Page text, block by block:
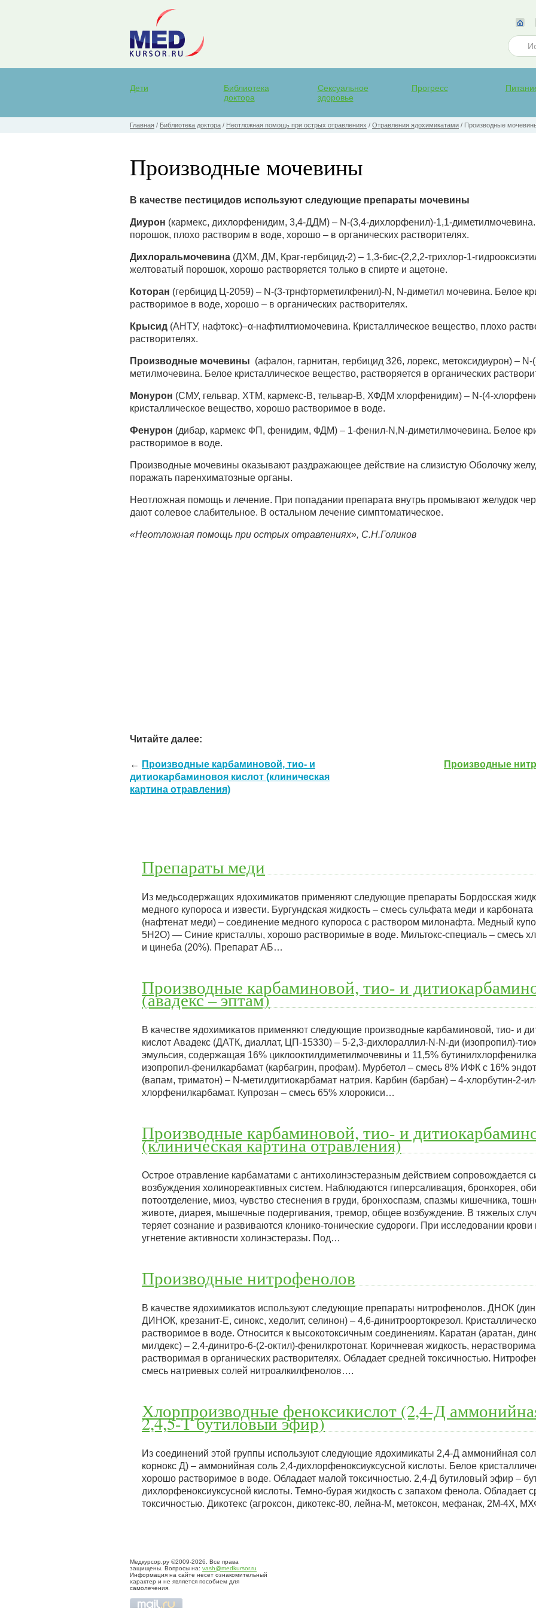
Дети
Библиотека
доктора
Сексуальное
здоровье
Прогресс
Главная / Библиотека доктора / Неотложная помощь при острых отравлениях / Отравления ядохимикатами / Производные
Производные мочевины
В качестве пестицидов используют следующие препараты мочевины
Диурон (кармекс, дихлорфенидим, 3,4-ДДМ) – N-(3,4-дихлорфенил)-1,1-диметилмочевина.
порошок, плохо растворим в воде, хорошо – в органических растворителях.
Дихлоральмочевина (ДХМ, ДМ, Краг-гербицид-2) – 1,3-бис-(2,2,2-трихлор-1-
желтоватый порошок, хорошо растворяется только в спирте и ацетоне.
Которан (гербицид Ц-2059) – N-(3-трнфторметилфенил)-N, N-диметил мочевина. Белое
растворимое в воде, хорошо – в органических растворителях.
Крысид (АНТУ, нафтокс)–α-нафтилтиомочевина. Кристаллическое вещество, плохо
растворителях.
Производные мочевины (афалон, гарнитан, гербицид 326, лорекс, метоксидиурон) –
метилмочевина. Белое кристаллическое вещество, растворяется в органических
Монурон (СМУ, гельвар, ХТМ, кармекс-В, тельвар-В, ХФДМ хлорфенидим) – N-(4-
кристаллическое вещество, хорошо растворимое в воде.
Фенурон (дибар, кармекс ФП, фенидим, ФДМ) – 1-фенил-N,N-диметилмочевина. Белое
растворимое в воде.
Производные мочевины оказывают раздражающее действие на слизистую Оболочку
поражать паренхиматозные органы.
Неотложная помощь и лечение. При попадании препарата внутрь промывают желудок
дают солевое слабительное. В остальном лечение симптоматическое.
«Неотложная помощь при острых отравлениях», С.Н.Голиков
Читайте далее:
← Производные карбаминовой, тио- и
дитиокарбаминовоя кислот (клиническая
картина отравления)
Производные
Препараты меди
Из медьсодержащих ядохимикатов применяют следующие препараты Бордосская
медного купороса и извести. Бургундская жидкость – смесь сульфата меди и
(нафтенат меди) – соединение медного купороса с раствором милонафта. Медный
5Н2О) — Синие кристаллы, хорошо растворимые в воде. Мильтокс-специаль – смесь
и цинеба (20%). Препарат АБ…
Производные карбаминовой, тио- и
(авадекс – эптам)
В качестве ядохимикатов применяют следующие производные карбаминовой, тио- и
кислот Авадекс (ДАТК, диаллат, ЦП-15330) – 5-2,3-дихлораллил-N-N-ди (изопропил)-
эмульсия, содержащая 16% циклооктилдиметилмочевины и 11,5%
изопропил-фенилкарбамат (карбагрин, профам). Мурбетол – смесь 8% ИФК с 16%
(вапам, триматон) – N-метилдитиокарбамат натрия. Карбин (барбан) – 4-хлорбутин-2-
хлорфенилкарбамат. Купрозан – смесь 65% хлорокиси…
Производные карбаминовой, тио- и
(клиническая картина отравления)
Острое отравление карбаматами с антихолинэстеразным действием сопровождается
возбуждения холинореактивных систем. Наблюдаются гиперсаливация, бронхорея,
потоотделение, миоз, чувство стеснения в груди, бронхоспазм, спазмы кишечника,
животе, диарея, мышечные подергивания, тремор, общее возбуждение. В тяжелых
теряет сознание и развиваются клонико-тонические судороги. При исследовании
угнетение активности холинэстеразы. Под…
Производные нитрофенолов
В качестве ядохимикатов используют следующие препараты нитрофенолов. ДНОК
ДИНОК, крезанит-Е, синокс, хедолит, селинон) – 4,6-динитроортокрезол.
растворимое в воде. Относится к высокотоксичным соединениям. Каратан (аратан,
милдекс) – 2,4-динитро-6-(2-октил)-фенилкротонат. Коричневая жидкость,
растворимая в органических растворителях. Обладает средней токсичностью.
смесь натриевых солей нитроалкилфенолов….
Хлорпроизводные феноксикислот (2,4-Д
2,4,5-Т бутиловый эфир)
Из соединений этой группы используют следующие ядохимикаты 2,4-Д аммонийная
корнокс Д) – аммонийная соль 2,4-дихлорфеноксиуксусной кислоты. Белое
хорошо растворимое в воде. Обладает малой токсичностью. 2,4-Д бутиловый эфир –
дихлорфеноксиуксусной кислоты. Темно-бурая жидкость с запахом фенола. Обладает
токсичностью. Дикотекс (агроксон, дикотекс-80, лейна-М, метоксон, мефанак, 2М-4Х,
Медкурсор.ру ©2009-2026. Все права
защищены. Вопросы на: vash@medkursor.ru
Информация на сайте несет ознакомительный
характер и не является пособием для
самолечения.